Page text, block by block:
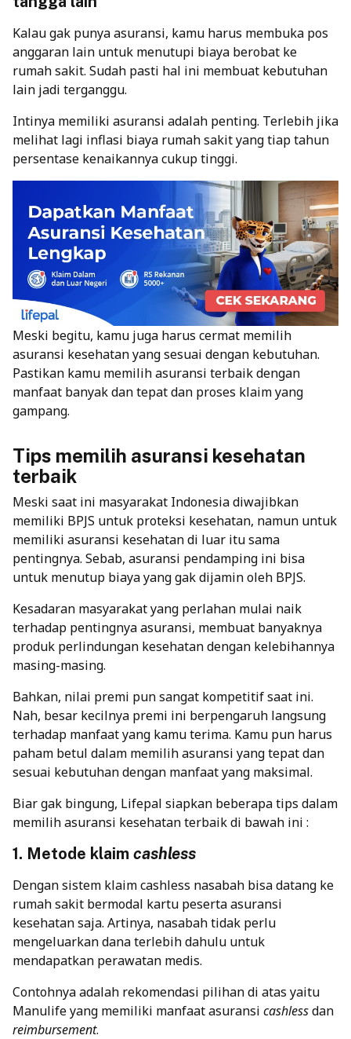
Kalau gak punya asuransi, kamu harus membuka pos
anggaran lain untuk menutupi biaya berobat ke
rumah sakit. Sudah pasti hal ini membuat kebutuhan
lain jadi terganggu.
Intinya memiliki asuransi adalah penting. Terlebih jika
melihat lagi inflasi biaya rumah sakit yang tiap tahun
persentase kenaikannya cukup tinggi.
Meski begitu, kamu juga harus cermat memilih
asuransi kesehatan yang sesuai dengan kebutuhan.
Pastikan kamu memilih asuransi terbaik dengan
manfaat banyak dan tepat dan proses klaim yang
gampang.
Tips memilih asuransi kesehatan
terbaik
Meski saat ini masyarakat Indonesia diwajibkan
memiliki BPJS untuk proteksi kesehatan, namun untuk
memiliki asuransi kesehatan di luar itu sama
pentingnya. Sebab, asuransi pendamping ini bisa
untuk menutup biaya yang gak dijamin oleh BPJS.
Kesadaran masyarakat yang perlahan mulai naik
terhadap pentingnya asuransi, membuat banyaknya
produk perlindungan kesehatan dengan kelebihannya
masing-masing.
Bahkan, nilai premi pun sangat kompetitif saat ini.
Nah, besar kecilnya premi ini berpengaruh langsung
terhadap manfaat yang kamu terima. Kamu pun harus
paham betul dalam memilih asuransi yang tepat dan
sesuai kebutuhan dengan manfaat yang maksimal.
Biar gak bingung, Lifepal siapkan beberapa tips dalam
memilih asuransi kesehatan terbaik di bawah ini :
1. Metode klaim cashless
Dengan sistem klaim cashless nasabah bisa datang ke
rumah sakit bermodal kartu peserta asuransi
kesehatan saja. Artinya, nasabah tidak perlu
mengeluarkan dana terlebih dahulu untuk
mendapatkan perawatan medis.
Contohnya adalah rekomendasi pilihan di atas yaitu
Manulife yang memiliki manfaat asuransi cashlessdan
reimbursement.